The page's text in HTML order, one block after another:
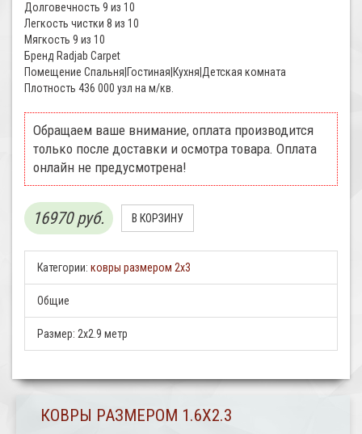
Долговечность 9 из 10
Легкость чистки 8 из 10
Мягкость 9 из 10
Бренд Radjab Carpet
Помещение Спальня|Гостиная|Кухня|Детская комната
Плотность 436 000 узл на м/кв.
Обращаем ваше внимание, оплата производится
только после доставки и осмотра товара. Оплата
онлайн не предусмотрена!
16970 руб.
Категории: ковры размером 2х3
Общие
Размер: 2x2.9 метр
КОВРЫ РАЗМЕРОМ 1.6Х2.3